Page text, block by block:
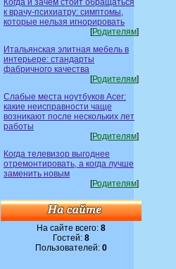
Когда и зачем стоит обращаться
к врачу-психиатру: симптомы,
которые нельзя игнорировать
[Родителям]
Итальянская элитная мебель в
интерьере: стандарты
фабричного качества
[Родителям]
Слабые места ноутбуков Acer:
какие неисправности чаще
возникают после нескольких лет
работы
[Родителям]
Когда телевизор выгоднее
отремонтировать, а когда лучше
заменить новым
[Родителям]
На сайте всего: 8
Гостей: 8
Пользователей: 0